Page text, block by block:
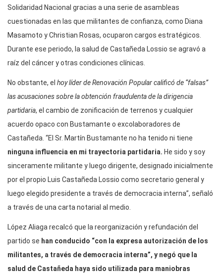
Solidaridad Nacional gracias a una serie de asambleas
cuestionadas en las que militantes de confianza, como Diana
Masamoto y Christian Rosas, ocuparon cargos estratégicos.
Durante ese periodo, la salud de Castañeda Lossio se agravó a
raíz del cáncer y otras condiciones clínicas.
No obstante, el hoy líder de Renovación Popular calificó de “falsas”
las acusaciones sobre la obtención fraudulenta de la dirigencia
partidaria, el cambio de zonificación de terrenos y cualquier
acuerdo opaco con Bustamante o excolaboradores de
Castañeda. “El Sr. Martín Bustamante no ha tenido ni tiene
ninguna influencia en mi trayectoria partidaria. He sido y soy
sinceramente militante y luego dirigente, designado inicialmente
por el propio Luis Castañeda Lossio como secretario general y
luego elegido presidente a través de democracia interna”, señaló
a través de una carta notarial al medio.
López Aliaga recalcó que la reorganización y refundación del
partido se han conducido “con la expresa autorización de los
militantes, a través de democracia interna”, y negó que la
salud de Castañeda haya sido utilizada para maniobras